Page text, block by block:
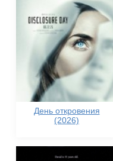
День откровения
(2026)